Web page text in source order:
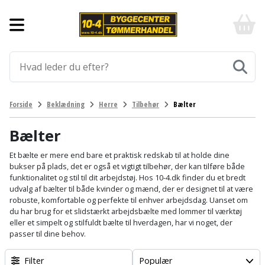
Aluprofiler
Armering
Befæstigelse
Bordplade
Byggeplader
Bygningsbeslag
Gulve
Fliser
og
klinker
Gulvtilbehør
Gulvunderlag
Gulvvarme
Laminatgulv
Værktøj
Afmærkning
Arbejdsbuk
Arbejdsvogn
Bærehåndtag
Båndstrammer
og
Elværktøj
Afkortersav
Afstandsmåler
Arbejdsbord
Arbejdslamper
og
Havemaskiner
Brændekløver
Buskrydder
Dykpumpe
Hus,
have
og
fritid
Affaldssortering
Maling
-
billigt
og
-
Klik
Forside Beklædning Herre Tilbehør Bælter
Bælter
Et bælte er mere end bare et praktisk redskab til at holde dine
bukser på plads, det er også et vigtigt tilbehør, der kan tilføre både
funktionalitet og stil til dit arbejdstøj. Hos 10-4.dk finder du et bredt
udvalg af bælter til både kvinder og mænd, der er designet til at være
robuste, komfortable og perfekte til enhver arbejdsdag. Uanset om
du har brug for et slidstærkt arbejdsbælte med lommer til værktøj
eller et simpelt og stilfuldt bælte til hverdagen, har vi noget, der
passer til dine behov.
Filter Populær